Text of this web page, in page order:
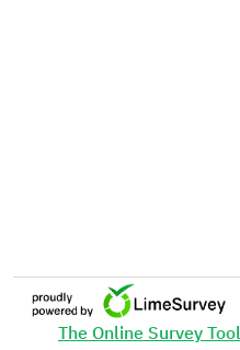
The Online Survey Tool